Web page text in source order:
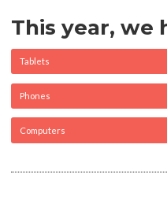
This year, we
Tablets
Phones
Computers